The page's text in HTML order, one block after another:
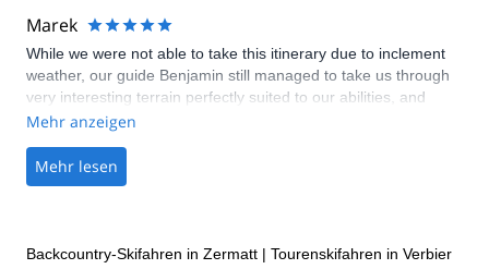
Marek
While we were not able to take this itinerary due to inclement
weather, our guide Benjamin still managed to take us through
very interesting terrain perfectly suited to our abilities, and
even adjusted his schedule to find some sunny days. My son
memories for a life time. Thank you!
Mehr anzeigen
Mehr lesen
Backcountry-Skifahren in Zermatt | Tourenskifahren in Verbier